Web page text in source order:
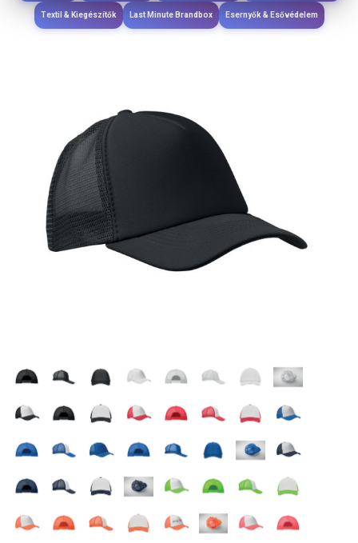
Textil & Kiegészítők Last Minute Brandbox Esernyők & Esővédelem